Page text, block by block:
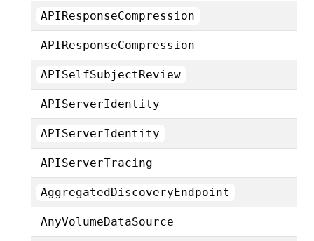
APIResponseCompression
APIResponseCompression
APISelfSubjectReview
APIServerIdentity
APIServerIdentity
APIServerTracing
AggregatedDiscoveryEndpoint
AnyVolumeDataSource